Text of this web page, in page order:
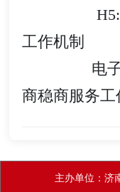
工作机制
电
商稳商服务工
主办单位：济